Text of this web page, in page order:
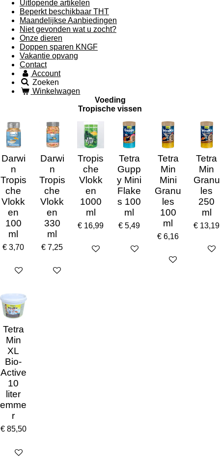
Uitlopende artikelen
Beperkt beschikbaar THT
Maandelijkse Aanbiedingen
Niet gevonden wat u zocht?
Onze dieren
Doppen sparen KNGF
Vakantie opvang
Contact
Account
Zoeken
Winkelwagen
Voeding
Tropische vissen
Darwi
n
Tropis
che
Vlokk
en
100
ml
€ 3,70
In winkelwagen
Darwi
n
Tropis
che
Vlokk
en
330
ml
€ 7,25
In winkelwagen
Tropis
che
Vlokk
en
1000
ml
€ 16,99
In winkelwagen
Tetra
Gupp
y Mini
Flake
s 100
ml
€ 5,49
In winkelwagen
Tetra
Min
Mini
Granu
les
100
ml
€ 6,16
In winkelwagen
Tetra
Min
Granu
les
250
ml
€ 13,19
In
Tetra
Min
XL
Bio-
Active
10
liter
emme
r
€ 85,50
In winkelwagen